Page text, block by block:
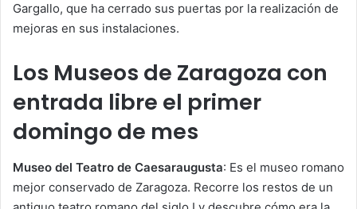
Gargallo, que ha cerrado sus puertas por la realización de
mejoras en sus instalaciones.
Los Museos de Zaragoza con
entrada libre el primer
domingo de mes
Museo del Teatro de Caesaraugusta: Es el museo romano
mejor conservado de Zaragoza. Recorre los restos de un